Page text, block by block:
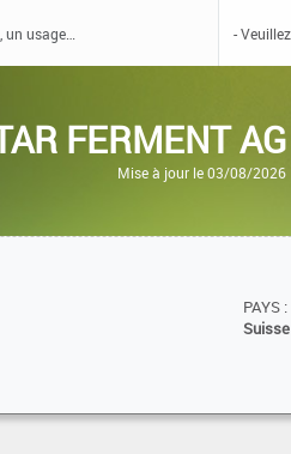
FERMENT AG
Mise à jour le 03/08/2026
PAYS :
Suisse